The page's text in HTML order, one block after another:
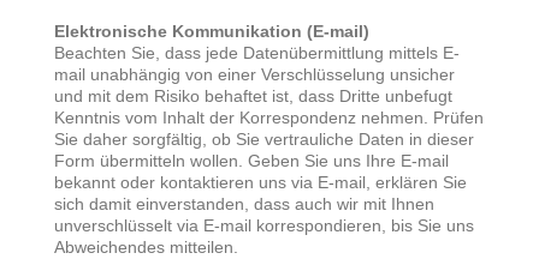
Elektronische Kommunikation (E-mail)
Beachten Sie, dass jede Datenübermittlung mittels E-
mail unabhängig von einer Verschlüsselung unsicher
und mit dem Risiko behaftet ist, dass Dritte unbefugt
Kenntnis vom Inhalt der Korrespondenz nehmen. Prüfen
Sie daher sorgfältig, ob Sie vertrauliche Daten in dieser
Form übermitteln wollen. Geben Sie uns Ihre E-mail
bekannt oder kontaktieren uns via E-mail, erklären Sie
sich damit einverstanden, dass auch wir mit Ihnen
unverschlüsselt via E-mail korrespondieren, bis Sie uns
Abweichendes mitteilen.